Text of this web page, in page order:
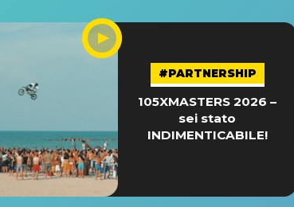
#PARTNERSHIP
105XMASTERS 2026 –
sei stato
INDIMENTICABILE!